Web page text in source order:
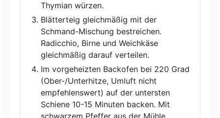
Thymian würzen.
Blätterteig gleichmäßig mit der
Schmand-Mischung bestreichen.
Radicchio, Birne und Weichkäse
gleichmäßig darauf verteilen.
Im vorgeheizten Backofen bei 220 Grad
(Ober-/Unterhitze, Umluft nicht
empfehlenswert) auf der untersten
Schiene 10-15 Minuten backen. Mit
schwarzem Pfeffer aus der Mühle